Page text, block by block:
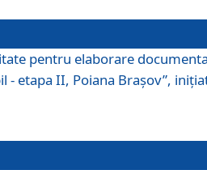
pentru elaborare
- etapa II, Poiana Braşov”,